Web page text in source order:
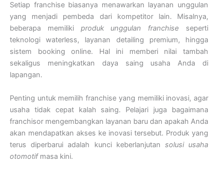
Setiap franchise biasanya menawarkan layanan unggulan
yang menjadi pembeda dari kompetitor lain. Misalnya,
beberapa memiliki produk unggulan franchise seperti
teknologi waterless, layanan detailing premium, hingga
sistem booking online. Hal ini memberi nilai tambah
sekaligus meningkatkan daya saing usaha Anda di
lapangan.
Penting untuk memilih franchise yang memiliki inovasi, agar
usaha tidak cepat kalah saing. Pelajari juga bagaimana
franchisor mengembangkan layanan baru dan apakah Anda
akan mendapatkan akses ke inovasi tersebut. Produk yang
terus diperbarui adalah kunci keberlanjutan solusi usaha
otomotifmasa kini.